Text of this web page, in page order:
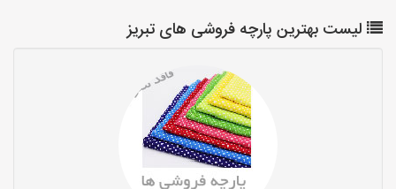
لیست بهترین پارچه فروشی های تبریز